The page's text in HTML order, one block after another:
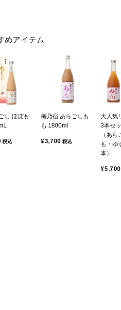
めアイテム
し ほぼも
税込
梅乃宿 あらごしも
も 1800ml
¥3,700 税込
大人気
3本セ
（あ
も・ゆ
本）
¥5,700